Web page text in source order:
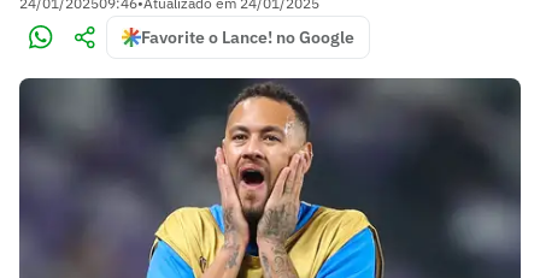
Favorite o Lance! no Google